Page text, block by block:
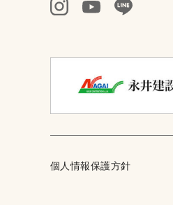
個人情報保護方針